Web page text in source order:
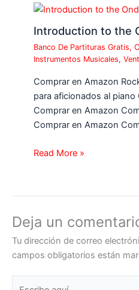
Introduction to the
Banco De Partituras Gratis,
Instrumentos Musicales,
Comprar en Amazon
para aficionados al
Comprar en Amazon
Comprar en Amazon
Read More »
Deja un
Tu dirección de correo
campos obligatorios están